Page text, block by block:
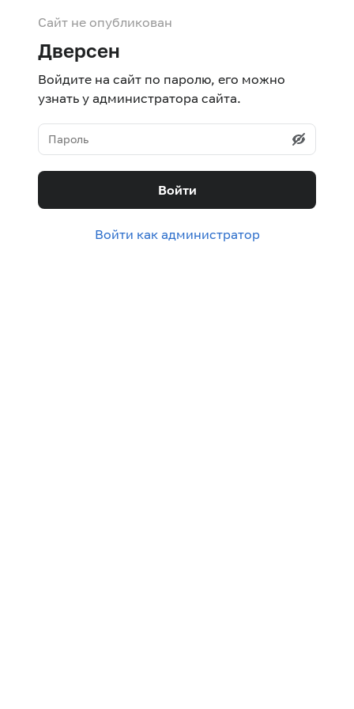
Сайт не опубликован
Дверсен
Войдите на сайт по паролю, его можно
узнать у администратора сайта.
Войти
Войти как администратор